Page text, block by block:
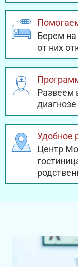
Берем
от них
Развеем
Удобное
Центр